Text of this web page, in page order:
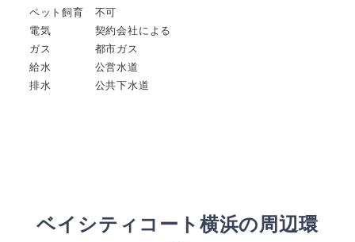
ペット飼育 不可
電気 契約会社による
ガス 都市ガス
給水 公営水道
排水 公共下水道
ベイシティコート横浜の周辺環